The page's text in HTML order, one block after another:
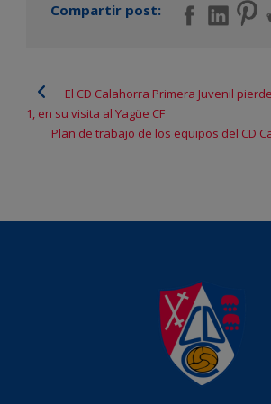
Compartir post:
El CD Calahorra Primera Juvenil
1, en su visita al Yagüe CF
Plan de trabajo de los equipos del CD